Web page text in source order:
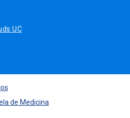
UC
de Medicina